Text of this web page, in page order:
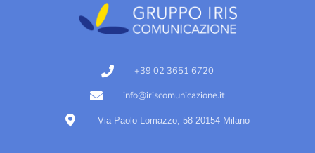
+39 02 3651 6720
info@iriscomunicazione.it
Via Paolo Lomazzo, 58 20154 Milano